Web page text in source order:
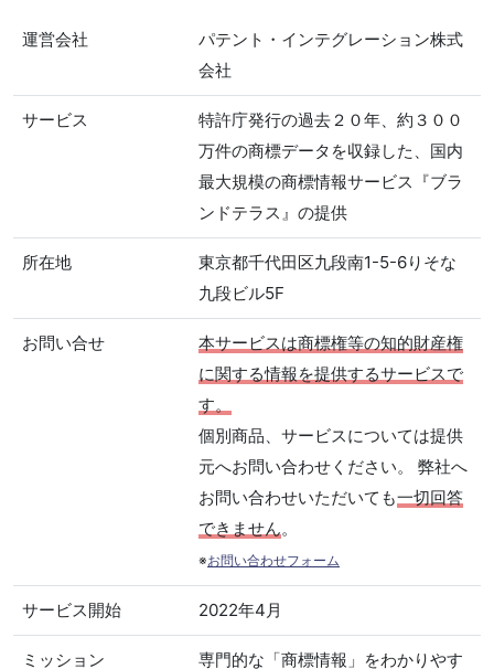
運営会社
パテント・インテグレーション株式
会社
サービス
特許庁発行の過去２０年、約３００
万件の商標データを収録した、国内
最大規模の商標情報サービス『ブラ
ンドテラス』の提供
所在地
東京都千代田区九段南1-5-6りそな
九段ビル5F
お問い合せ
本サービスは商標権等の知的財産権
に関する情報を提供するサービスで
す。
個別商品、サービスについては提供
元へお問い合わせください。 弊社へ
お問い合わせいただいても一切回答
できません。
※お問い合わせフォーム
サービス開始 2022年4月
ミッション
専門的な「商標情報」をわかりやす